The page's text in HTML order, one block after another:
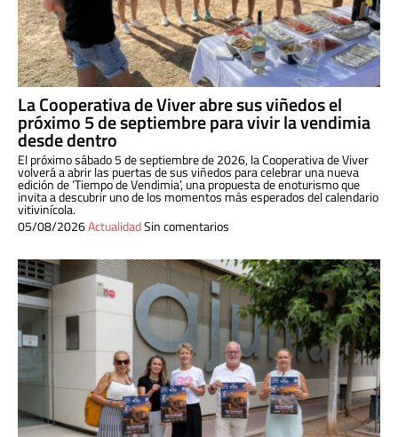
La Cooperativa de Viver abre sus viñedos el
próximo 5 de septiembre para vivir la vendimia
desde dentro
El próximo sábado 5 de septiembre de 2026, la Cooperativa de Viver
volverá a abrir las puertas de sus viñedos para celebrar una nueva
edición de ‘Tiempo de Vendimia’, una propuesta de enoturismo que
invita a descubrir uno de los momentos más esperados del calendario
vitivinícola.
05/08/2026ActualidadSin comentarios